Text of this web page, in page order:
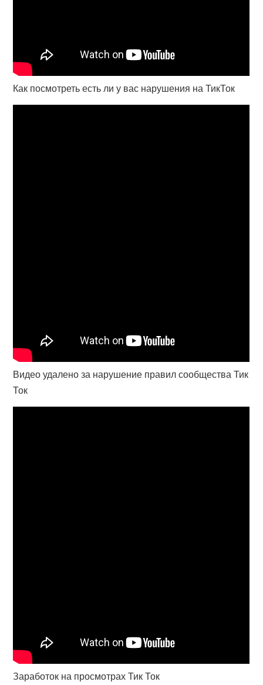
Как посмотреть есть ли у вас нарушения на ТикТок
Видео удалено за нарушение правил сообщества Тик
Ток
Заработок на просмотрах Тик Ток